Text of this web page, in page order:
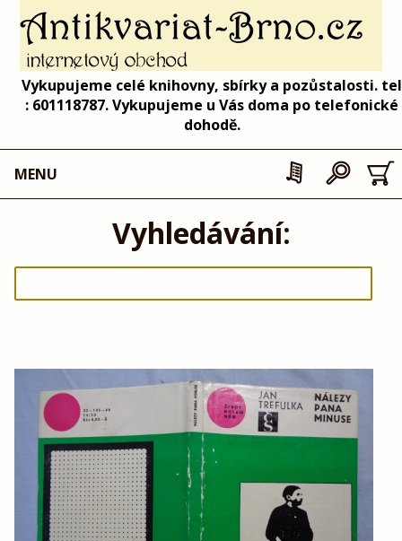
Vykupujeme celé knihovny, sbírky a pozůstalosti. tel
: 601118787. Vykupujeme u Vás doma po telefonické
dohodě.
MENU
Vyhledávání: